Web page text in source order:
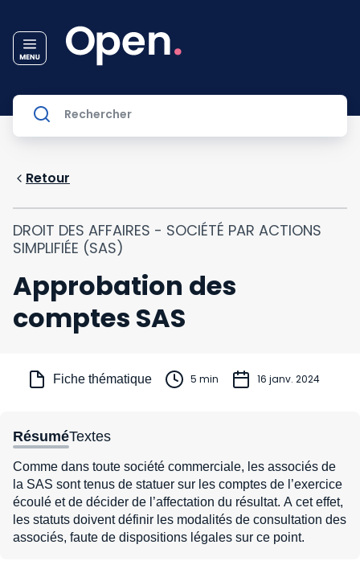
Retour
DROIT DES AFFAIRES - SOCIÉTÉ PAR ACTIONS
SIMPLIFIÉE (SAS)
Approbation des
comptes SAS
Fiche thématique 5 min 16 janv. 2024
RésuméTextes
Comme dans toute société commerciale, les associés de
la SAS sont tenus de statuer sur les comptes de l’exercice
écoulé et de décider de l’affectation du résultat. A cet effet,
les statuts doivent définir les modalités de consultation des
associés, faute de dispositions légales sur ce point.